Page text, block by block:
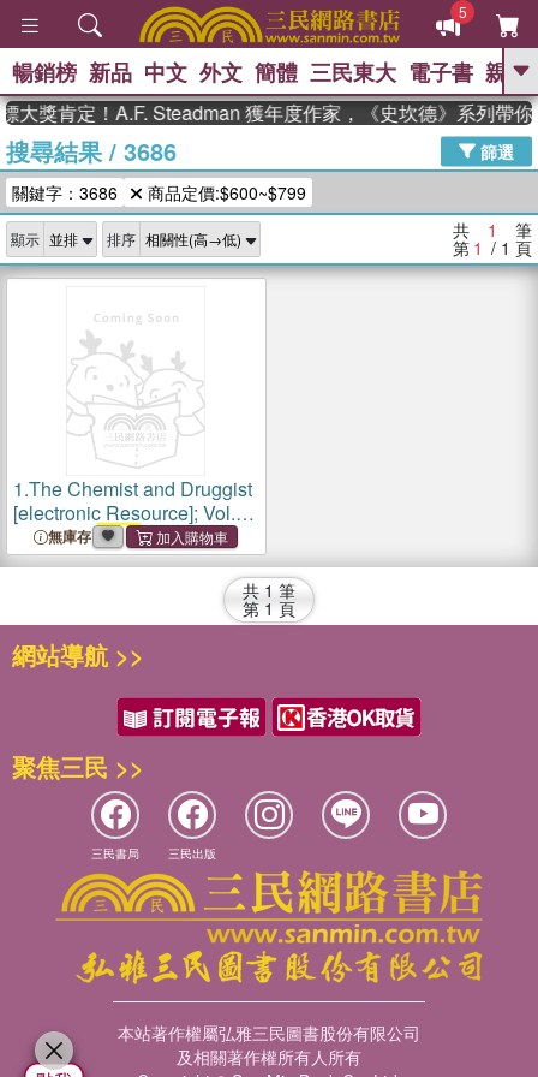
5
GO
高希均教授回憶錄
、 The Odyssey 、 父親節 、 如果歷
史是一群喵
獎 臺灣漫遊錄 、 方念華 、 台灣的李
登輝時代
數學女孩：黎曼猜想 、
偉大的迷走神經
暢銷榜 新品 中文 外文 簡體 三民東大 電子書 親子
大獎肯定！A.F. Steadman 獲年度作家，《史坎德》系列帶你
搜尋結果/ 3686
篩選
關鍵字：3686
商品定價:$600~$799
顯示 排序 共 1 筆
第 1 / 1 頁
1.The Chemist and Druggist
[electronic Resource]; Vol.
154 = no.3686(14 Oct.
1950)
無庫存
共 1 筆
第 1 頁
網站導航 >>
聚焦三民 >>
三民書局 三民出版
本站著作權屬弘雅三民圖書股份有限公司
及相關著作權所有人所有